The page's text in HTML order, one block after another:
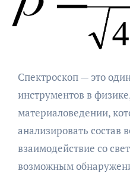
Спектроскоп — это один из ключевых
инструментов в
материаловедении,
анализировать состав
взаимодействие со
возможным